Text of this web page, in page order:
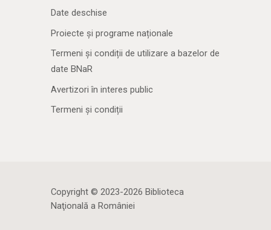
Date deschise
Proiecte și programe naționale
Termeni și condiții de utilizare a bazelor de
date BNaR
Avertizori în interes public
Termeni și condiții
Copyright © 2023-2026 Biblioteca
Naţională a României